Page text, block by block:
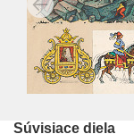
Súvisiace diela